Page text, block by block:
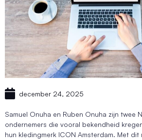
december 24, 2025
Samuel Onuha en Ruben Onuha zijn twee
ondernemers die vooral bekendheid
hun kledingmerk ICON Amsterdam. Met dit